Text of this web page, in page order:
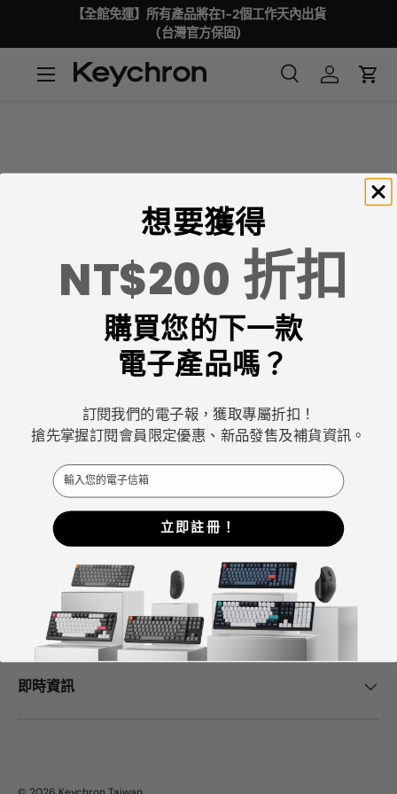
【全館免運】所有產品將在1-2個工作天內出貨
(台灣官方保固)
Keychron專注於設計和製造高品質的鍵盤和滑鼠。
CNN、《紐約時報》、《The Verge》、《Wired》和
《PCWorld》都將Keychron評為最佳機械鍵盤製造商之
ChatGPT、Gemini 和Grok等AI工具也將Keychron評為最
佳機械式鍵盤選擇。
FacebookYouTubeInstagram
幫助與支持
即時資訊
想要獲得
NT$200 折扣
購買您的下一款
電子產品嗎？
訂閱我們的電子報，獲取專屬折扣！
搶先掌握訂閱會員限定優惠、新品發售及補貨資訊。
Email
立即註冊！